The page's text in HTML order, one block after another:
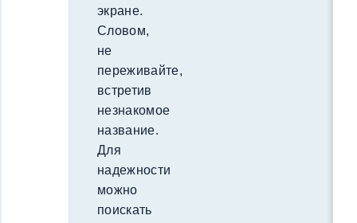
экране.
Словом,
не
переживайте,
встретив
незнакомое
название.
Для
надежности
можно
поискать